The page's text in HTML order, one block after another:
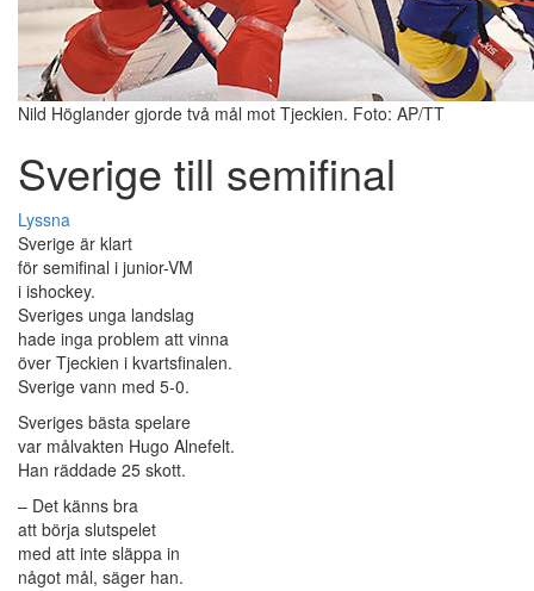
Nild Höglander gjorde två mål mot Tjeckien. Foto: AP/TT
Sverige till semifinal
Lyssna
Sverige är klart
för semifinal i junior-VM
i ishockey.
Sveriges unga landslag
hade inga problem att vinna
över Tjeckien i kvartsfinalen.
Sverige vann med 5-0.
Sveriges bästa spelare
var målvakten Hugo Alnefelt.
Han räddade 25 skott.
– Det känns bra
att börja slutspelet
med att inte släppa in
något mål, säger han.